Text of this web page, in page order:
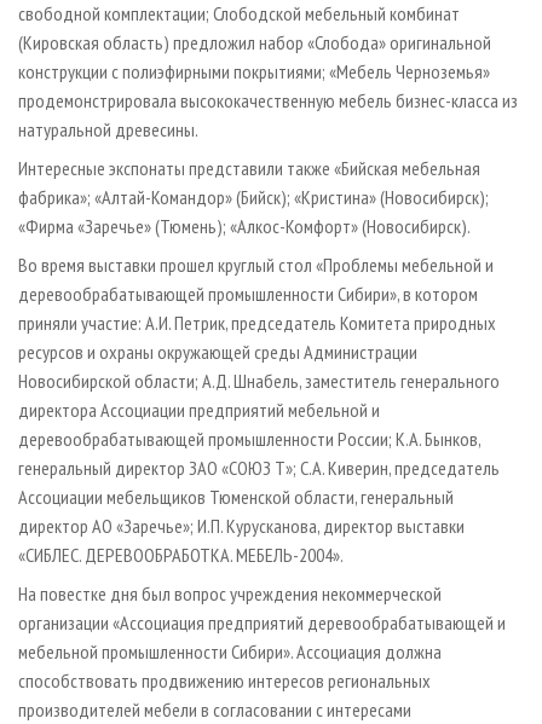
свободной комплектации; Слободской мебельный комбинат
(Кировская область) предложил набор «Слобода» оригинальной
конструкции с полиэфирными покрытиями; «Мебель Черноземья»
продемонстрировала высококачественную мебель бизнес-класса из
натуральной древесины.
Интересные экспонаты представили также «Бийская мебельная
фабрика»; «Алтай-Командор» (Бийск); «Кристина» (Новосибирск);
«Фирма «Заречье» (Тюмень); «Алкос-Комфорт» (Новосибирск).
Во время выставки прошел круглый стол «Проблемы мебельной и
деревообрабатывающей промышленности Сибири», в котором
приняли участие: А.И. Петрик, председатель Комитета природных
ресурсов и охраны окружающей среды Администрации
Новосибирской области; А.Д. Шнабель, заместитель генерального
директора Ассоциации предприятий мебельной и
деревообрабатывающей промышленности России; К.А. Бынков,
генеральный директор ЗАО «СОЮЗ Т»; С.А. Киверин, председатель
Ассоциации мебельщиков Тюменской области, генеральный
директор АО «Заречье»; И.П. Курусканова, директор выставки
«СИБЛЕС. ДЕРЕВООБРАБОТКА. МЕБЕЛЬ-2004».
На повестке дня был вопрос учреждения некоммерческой
организации «Ассоциация предприятий деревообрабатывающей и
мебельной промышленности Сибири». Ассоциация должна
способствовать продвижению интересов региональных
производителей мебели в согласовании с интересами